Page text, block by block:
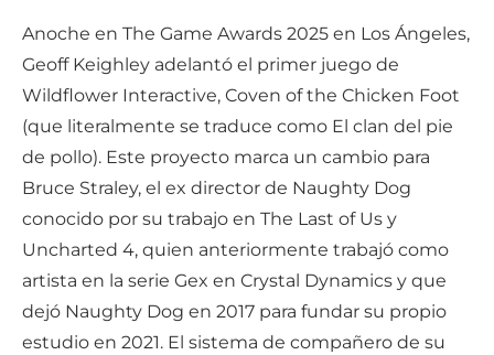
Anoche en The Game Awards 2025 en Los Ángeles,
Geoff Keighley adelantó el primer juego de
Wildflower Interactive, Coven of the Chicken Foot
(que literalmente se traduce como El clan del pie
de pollo). Este proyecto marca un cambio para
Bruce Straley, el ex director de Naughty Dog
conocido por su trabajo en The Last of Us y
Uncharted 4, quien anteriormente trabajó como
artista en la serie Gex en Crystal Dynamics y que
dejó Naughty Dog en 2017 para fundar su propio
estudio en 2021. El sistema de compañero de su